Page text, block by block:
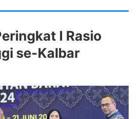
I Rasio
se-Kalbar